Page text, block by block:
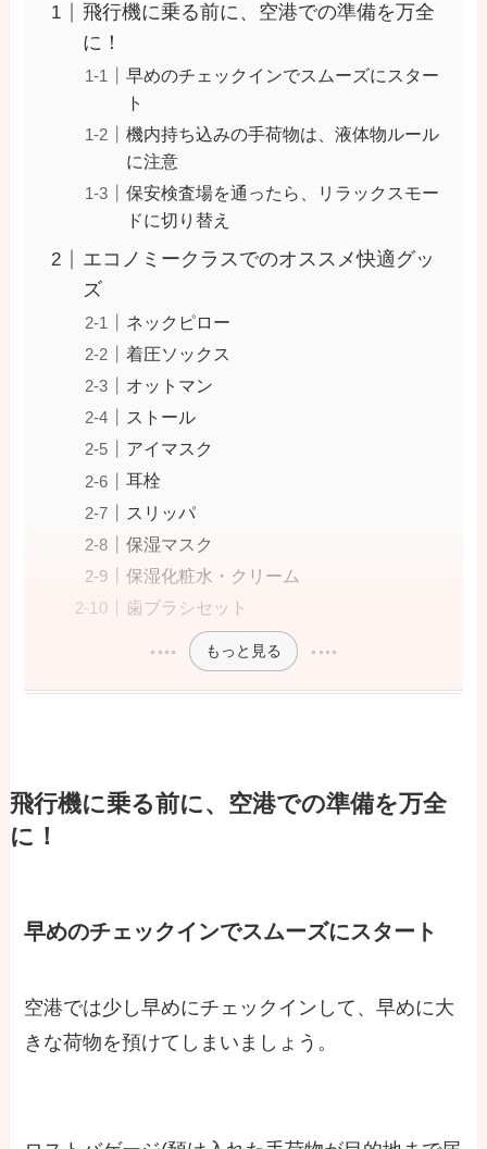
飛行機に乗る前に、空港での準備を万全
に！
早めのチェックインでスムーズにスター
ト
機内持ち込みの手荷物は、液体物ルール
に注意
保安検査場を通ったら、リラックスモー
ドに切り替え
エコノミークラスでのオススメ快適グッ
ズ
ネックピロー
着圧ソックス
オットマン
ストール
アイマスク
耳栓
スリッパ
保湿マスク
保湿化粧水・クリーム
歯ブラシセット
もっと見る
飛行機に乗る前に、空港での準備を万全
に！
早めのチェックインでスムーズにスタート
空港では少し早めにチェックインして、早めに大
きな荷物を預けてしまいましょう。